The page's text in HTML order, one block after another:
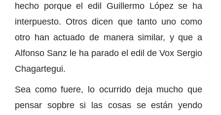
hecho porque el edil Guillermo López se ha
interpuesto. Otros dicen que tanto uno como
otro han actuado de manera similar, y que a
Alfonso Sanz le ha parado el edil de Vox Sergio
Chagartegui.
Sea como fuere, lo ocurrido deja mucho que
pensar sopbre si las cosas se están yendo